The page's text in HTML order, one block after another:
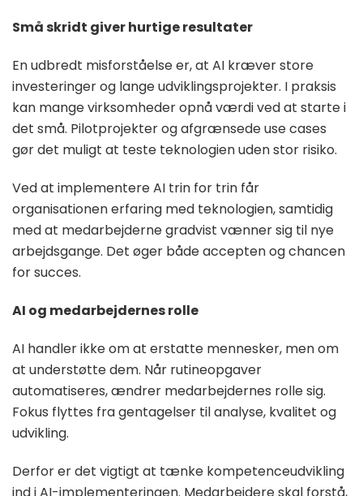
Små skridt giver hurtige resultater
En udbredt misforståelse er, at AI kræver store
investeringer og lange udviklingsprojekter. I praksis
kan mange virksomheder opnå værdi ved at starte i
det små. Pilotprojekter og afgrænsede use cases
gør det muligt at teste teknologien uden stor risiko.
Ved at implementere AI trin for trin får
organisationen erfaring med teknologien, samtidig
med at medarbejderne gradvist vænner sig til nye
arbejdsgange. Det øger både accepten og chancen
for succes.
AI og medarbejdernes rolle
AI handler ikke om at erstatte mennesker, men om
at understøtte dem. Når rutineopgaver
automatiseres, ændrer medarbejdernes rolle sig.
Fokus flyttes fra gentagelser til analyse, kvalitet og
udvikling.
Derfor er det vigtigt at tænke kompetenceudvikling